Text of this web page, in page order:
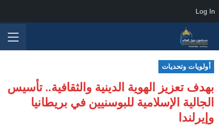
أولويات وتحديات
بهدف تعزيز الهوية الدينية والثقافية.. تأسيس
الجالية الإسلامية للبوسنيين في بريطانيا
وإيرلندا
Log In